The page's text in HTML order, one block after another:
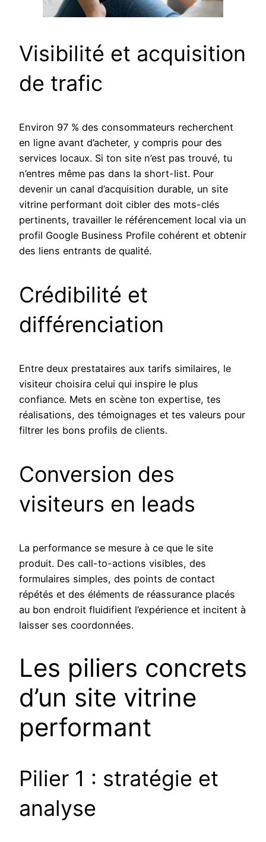
Visibilité et acquisition
de trafic
Environ 97 % des consommateurs recherchent
en ligne avant d’acheter, y compris pour des
services locaux. Si ton site n’est pas trouvé, tu
n’entres même pas dans la short-list. Pour
devenir un canal d’acquisition durable, un site
vitrine performant doit cibler des mots-clés
pertinents, travailler le référencement local via un
profil Google Business Profile cohérent et obtenir
des liens entrants de qualité.
Crédibilité et
différenciation
Entre deux prestataires aux tarifs similaires, le
visiteur choisira celui qui inspire le plus
confiance. Mets en scène ton expertise, tes
réalisations, des témoignages et tes valeurs pour
filtrer les bons profils de clients.
Conversion des
visiteurs en leads
La performance se mesure à ce que le site
produit. Des call-to-actions visibles, des
formulaires simples, des points de contact
répétés et des éléments de réassurance placés
au bon endroit fluidifient l’expérience et incitent à
laisser ses coordonnées.
Les piliers concrets
d’un site vitrine
performant
Pilier 1 : stratégie et
analyse